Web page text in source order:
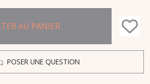
AU PANIER
POSER UNE QUESTION